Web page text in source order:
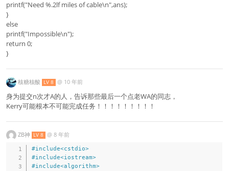
printf("Need %.2lf miles of cable\n",ans);
}
else
printf("Impossible\n");
return 0;
}
核糖核酸 LV 8 @ 10 年前
身为提交n次才A的人，告诉那些最后一个点老WA的同志，
Kerry可能根本不可能完成任务！！！！！！！！！
ZB神 LV 8 @ 8 年前
#include<cstdio>
#include<iostream>
#include<algorithm>